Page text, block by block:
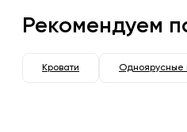
Рекомендуем
Кровати Одноярусные